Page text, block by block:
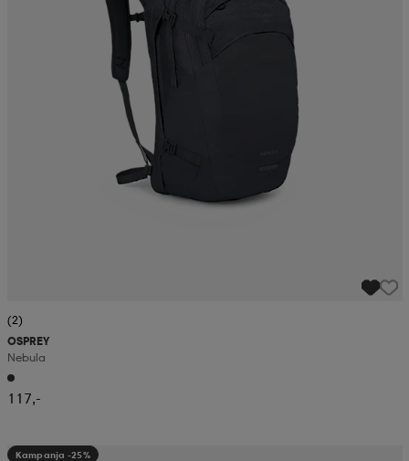
(2)
OSPREY
Nebula
117,-
Kampanja -25%